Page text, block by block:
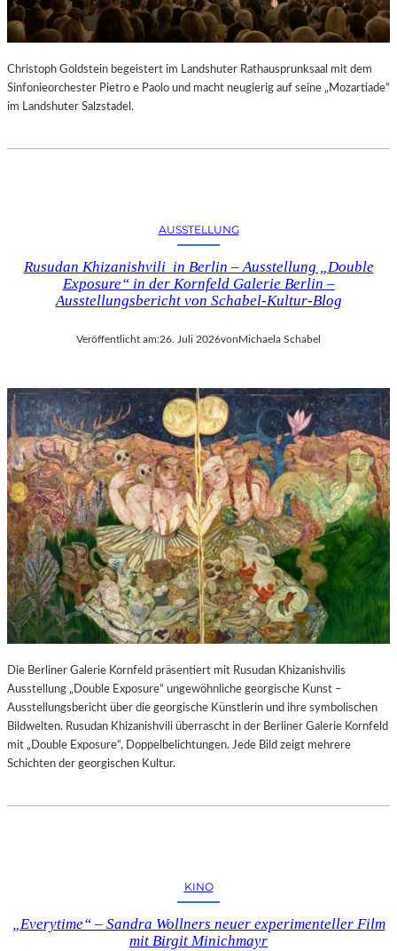
Christoph Goldstein begeistert im Landshuter Rathausprunksaal mit dem
Sinfonieorchester Pietro e Paolo und macht neugierig auf seine „Mozartiade“
im Landshuter Salzstadel.
AUSSTELLUNG
Rusudan Khizanishvili in Berlin – Ausstellung „Double
Exposure“ in der Kornfeld Galerie Berlin –
Ausstellungsbericht von Schabel-Kultur-Blog
Veröffentlicht am:26. Juli 2026von Michaela Schabel
Die Berliner Galerie Kornfeld präsentiert mit Rusudan Khizanishvilis
Ausstellung „Double Exposure“ ungewöhnliche georgische Kunst –
Ausstellungsbericht über die georgische Künstlerin und ihre symbolischen
Bildwelten. Rusudan Khizanishvili überrascht in der Berliner Galerie Kornfeld
mit „Double Exposure“, Doppelbelichtungen. Jede Bild zeigt mehrere
Schichten der georgischen Kultur.
KINO
„Everytime“ – Sandra Wollners neuer experimenteller Film
mit Birgit Minichmayr